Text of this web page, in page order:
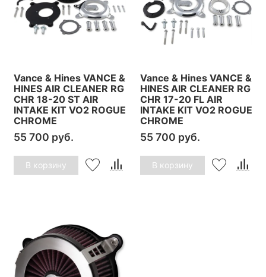
Vance & Hines VANCE &
HINES AIR CLEANER RG
CHR 18-20 ST AIR
INTAKE KIT VO2 ROGUE
CHROME
55 700 руб.
В корзину
Vance & Hines VANCE &
HINES AIR CLEANER RG
CHR 17-20 FL AIR
INTAKE KIT VO2 ROGUE
CHROME
55 700 руб.
В корзину